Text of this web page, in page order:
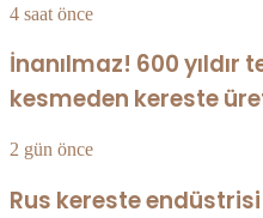
4 saat önce
İnanılmaz! 600 yıldır
kesmeden kereste
2 gün önce
Rus kereste